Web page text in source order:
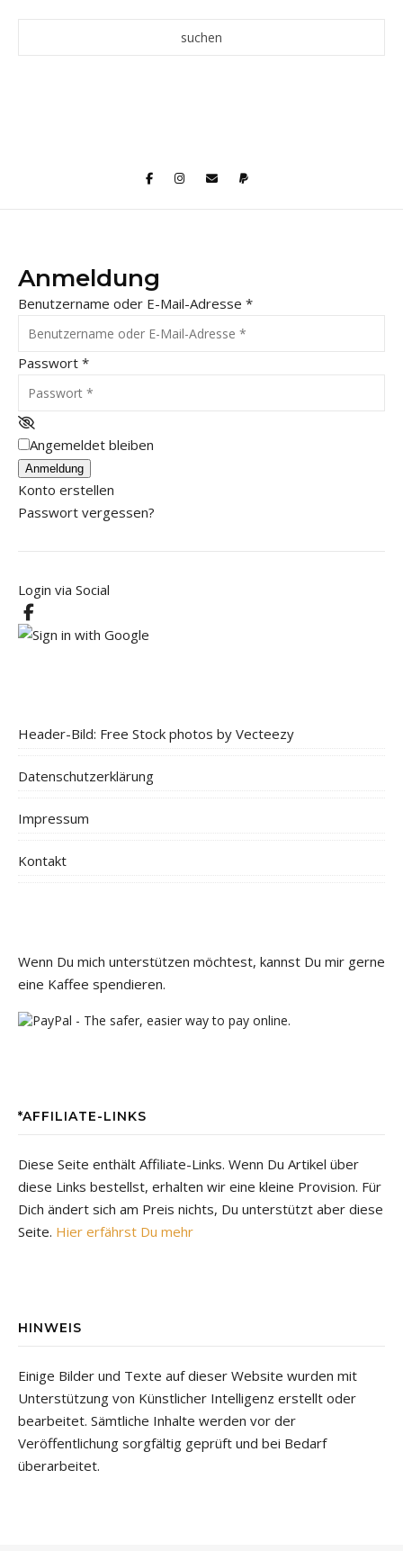
Anmeldung
Benutzername oder E-Mail-Adresse *
Passwort *
Angemeldet bleiben
Anmeldung
Konto erstellen
Passwort vergessen?
Login via Social
Header-Bild: Free Stock photos by Vecteezy
Datenschutzerklärung
Impressum
Kontakt
Wenn Du mich unterstützen möchtest, kannst Du mir gerne
eine Kaffee spendieren.
*AFFILIATE-LINKS
Diese Seite enthält Affiliate-Links. Wenn Du Artikel über
diese Links bestellst, erhalten wir eine kleine Provision. Für
Dich ändert sich am Preis nichts, Du unterstützt aber diese
Seite. Hier erfährst Du mehr
HINWEIS
Einige Bilder und Texte auf dieser Website wurden mit
Unterstützung von Künstlicher Intelligenz erstellt oder
bearbeitet. Sämtliche Inhalte werden vor der
Veröffentlichung sorgfältig geprüft und bei Bedarf
überarbeitet.